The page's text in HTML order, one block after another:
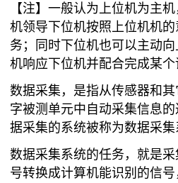
【注】一般认为上位机为主
机领导下位机按照上位机机
务；同时下位机也可以主动
机响应下位机并配合完成某个
数据采集，是指从传感器和
字被测单元中自动采集信息
据采集的系统被称为数据采集
数据采集系统的任务，就是
号转换成计算机能识别的信